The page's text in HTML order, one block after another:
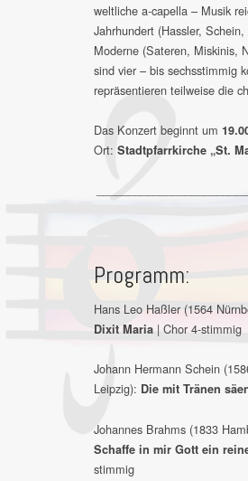
weltliche a-capella – Musik
Jahrhundert (Hassler,
Moderne (Sateren, Miskinis,
sind vier – bis sechsstimmig
repräsentieren teilweise die
Das Konzert beginnt um
Ort: Stadtpfarrkirche „St.
Programm:
Hans Leo Haßler (1564
Dixit Maria | Chor 4-stimmig
Johann Hermann Schein
Leipzig): Die mit Tränen
Johannes Brahms (1833
Schaffe in mir Gott ein
stimmig